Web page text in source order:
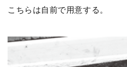
こちらは自前で用意する。